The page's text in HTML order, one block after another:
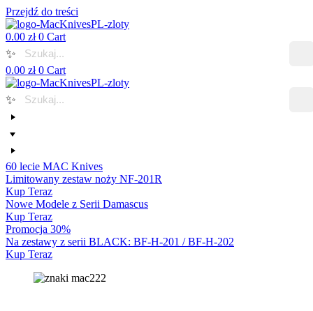
Przejdź do treści
0.00 zł 0 Cart
✨
0.00 zł 0 Cart
✨
60 lecie MAC Knives
Limitowany zestaw noży NF-201R
Kup Teraz
Nowe Modele z Serii Damascus
Kup Teraz
Promocja 30%
Na zestawy z serii BLACK: BF-H-201 / BF-H-202
Kup Teraz